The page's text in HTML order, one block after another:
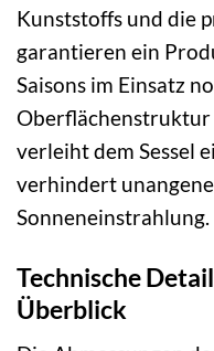
Kunststoffs und die
garantieren ein
Saisons im Einsatz
Oberflächenstruktur
verleiht dem Sessel
verhindert
Sonneneinstrahlung.
Technische
Überblick